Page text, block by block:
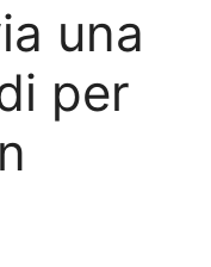
una
per